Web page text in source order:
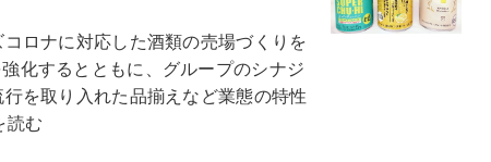
ロナに対応した酒類の売場づくりを
化するとともに、グループのシナジ
を取り入れた品揃えなど業態の特性
読む